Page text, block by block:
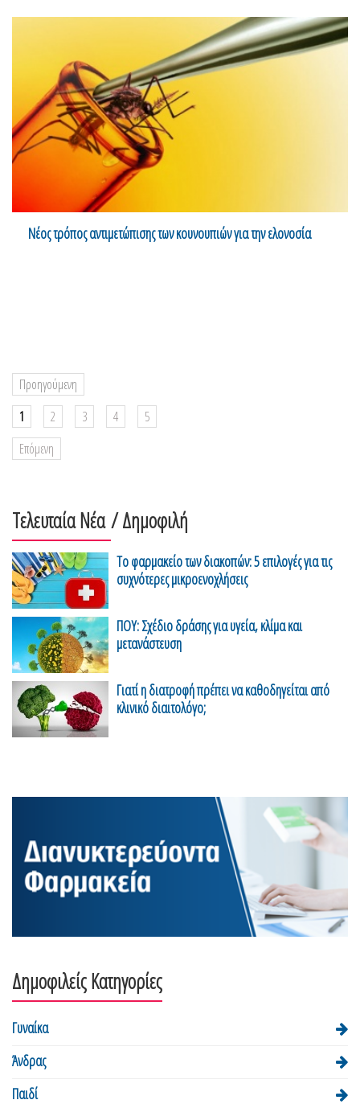
Nέος τρόπος αντιμετώπισης των κουνουπιών για την ελονοσία
Προηγούμενη
1
2 3 4
5
Επόμενη
Τελευταία Νέα / Δημοφιλή
Το φαρμακείο των διακοπών: 5 επιλογές για τις
συχνότερες μικροενοχλήσεις
ΠΟΥ: Σχέδιο δράσης για υγεία, κλίμα και
μετανάστευση
Γιατί η διατροφή πρέπει να καθοδηγείται από
κλινικό διαιτολόγο;
Δημοφιλείς Κατηγορίες
Γυναίκα
Άνδρας
Παιδί